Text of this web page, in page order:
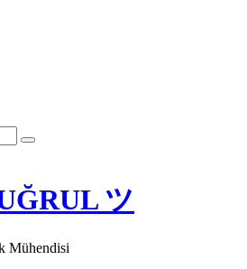
ツ
Mühendisi